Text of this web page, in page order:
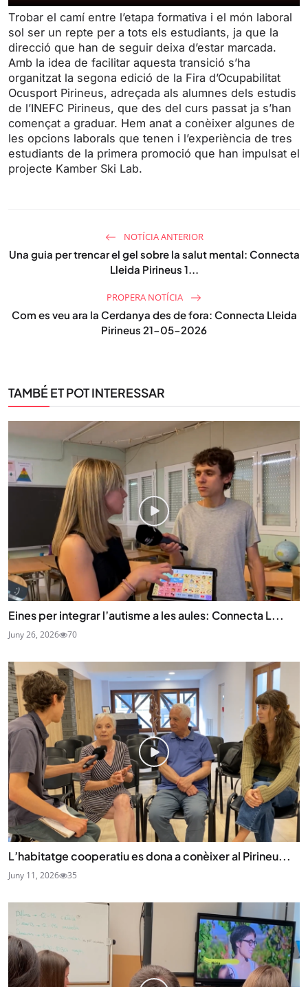
Trobar el camí entre l’etapa formativa i el món laboral
sol ser un repte per a tots els estudiants, ja que la
direcció que han de seguir deixa d’estar marcada.
Amb la idea de facilitar aquesta transició s’ha
organitzat la segona edició de la Fira d’Ocupabilitat
Ocusport Pirineus, adreçada als alumnes dels estudis
de l’INEFC Pirineus, que des del curs passat ja s’han
començat a graduar. Hem anat a conèixer algunes de
les opcions laborals que tenen i l’experiència de tres
estudiants de la primera promoció que han impulsat el
projecte Kamber Ski Lab.
NOTÍCIA ANTERIOR
Una guia per trencar el gel sobre la salut mental: Connecta
Lleida Pirineus 1...
PROPERA NOTÍCIA
Com es veu ara la Cerdanya des de fora: Connecta Lleida
Pirineus 21-05-2026
TAMBÉ ET POT INTERESSAR
Eines per integrar l’autisme a les aules: Connecta L...
Juny 26, 2026 70
L’habitatge cooperatiu es dona a conèixer al Pirineu...
Juny 11, 2026 35